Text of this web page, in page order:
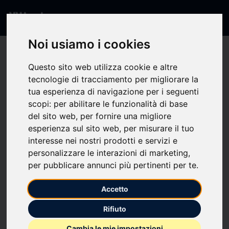
Noi usiamo i cookies
Questo sito web utilizza cookie e altre
tecnologie di tracciamento per migliorare la
tua esperienza di navigazione per i seguenti
scopi: per abilitare le funzionalità di base
del sito web, per fornire una migliore
esperienza sul sito web, per misurare il tuo
interesse nei nostri prodotti e servizi e
personalizzare le interazioni di marketing,
per pubblicare annunci più pertinenti per te.
Accetto
Rifiuto
404 - Pagina non
trovata
La pagina che stai cercando non esiste o non è
disponibile.
Torna alla Home